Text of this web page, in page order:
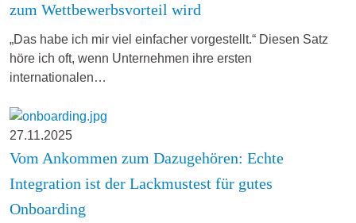
zum Wettbewerbsvorteil wird
„Das habe ich mir viel einfacher vorgestellt.“ Diesen Satz
höre ich oft, wenn Unternehmen ihre ersten
internationalen…
27.11.2025
Vom Ankommen zum Dazugehören: Echte
Integration ist der Lackmustest für gutes
Onboarding